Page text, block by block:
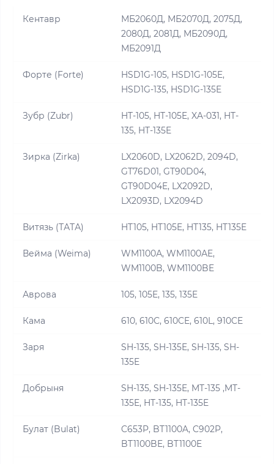
Кентавр
МБ2060Д, МБ2070Д, 2075Д,
2080Д, 2081Д, МБ2090Д,
МБ2091Д
Форте (Forte)
HSD1G-105, HSD1G-105E,
HSD1G-135, HSD1G-135E
Зубр (Zubr)
HT-105, HT-105E, XA-031, HT-
135, HT-135E
Зирка (Zirka)
LX2060D, LX2062D, 2094D,
GT76D01, GT90D04,
GT90D04E, LX2092D,
LX2093D, LX2094D
Витязь (ТАТА) HT105, HT105E, HT135, HT135E
Вейма (Weima)
WM1100А, WM1100АE,
WM1100B, WM1100BE
Аврова 105, 105E, 135, 135E
Кама 610, 610С, 610CE, 610L, 910CE
Заря
SH-135, SH-135E, SH-135, SH-
135E
Добрыня
SH-135, SH-135E, MT-135 ,MT-
135E, HT-135, HT-135E
Булат (Bulat)
C653P, BT1100A, C902P,
BT1100BE, BT1100E